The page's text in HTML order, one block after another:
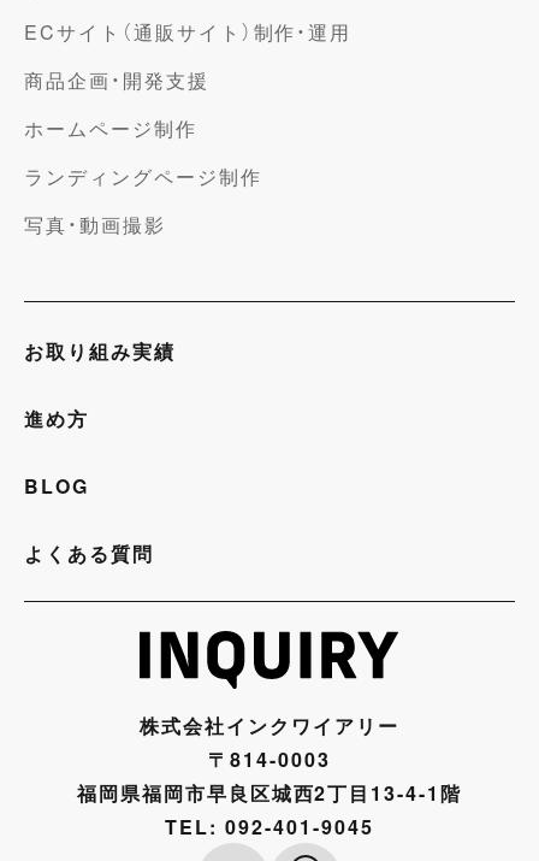
ECサイト（通販サイト）制作・運用
商品企画・開発支援
ホームページ制作
ランディングページ制作
写真・動画撮影
お取り組み実績
進め方
BLOG
よくある質問
株式会社インクワイアリー
〒814-0003
福岡県福岡市早良区城西2丁目13-4-1階
TEL:092-401-9045